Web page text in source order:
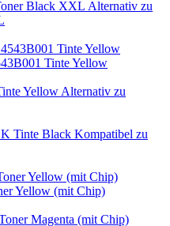
Alternativ zu
Tinte Yellow
Alternativ zu
Kompatibel zu
Yellow (mit Chip)